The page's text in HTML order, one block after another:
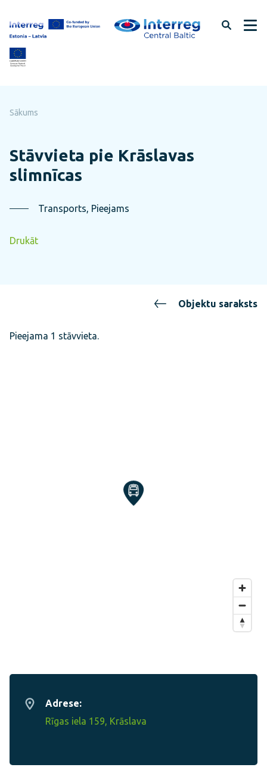
uz
lapas
saturu
Sākums
Stāvvieta pie Krāslavas
slimnīcas
Transports, Pieejams
Drukāt
Objektu saraksts
Adrese:
Rīgas iela 159, Krāslava
Pieejama 1 stāvvieta.